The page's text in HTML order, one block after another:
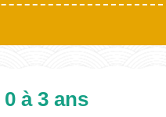
à 3 ans